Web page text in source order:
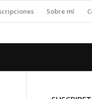
Sobre mí